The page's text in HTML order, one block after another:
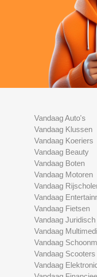
Vandaag Auto's
Vandaag Klussen
Vandaag Koeriers
Vandaag Beauty
Vandaag Boten
Vandaag Motoren
Vandaag
Vandaag
Vandaag Fietsen
Vandaag Juridisch
Vandaag
Vandaag
Vandaag Scooters
Vandaag